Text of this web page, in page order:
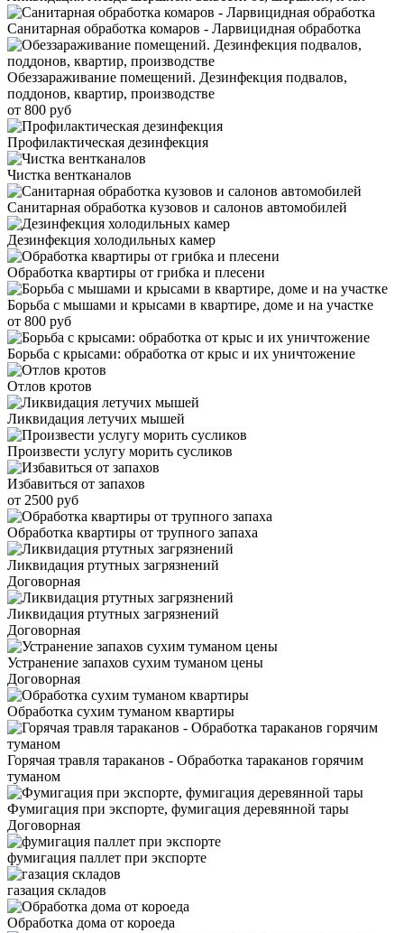
Санитарная обработка комаров - Ларвицидная обработка
Обеззараживание помещений. Дезинфекция подвалов,
поддонов, квартир, производстве
от 800 руб
Профилактическая дезинфекция
Чистка вентканалов
Санитарная обработка кузовов и салонов автомобилей
Дезинфекция холодильных камер
Обработка квартиры от грибка и плесени
Борьба с мышами и крысами в квартире, доме и на участке
от 800 руб
Борьба с крысами: обработка от крыс и их уничтожение
Отлов кротов
Ликвидация летучих мышей
Произвести услугу морить сусликов
Избавиться от запахов
от 2500 руб
Обработка квартиры от трупного запаха
Ликвидация ртутных загрязнений
Договорная
Ликвидация ртутных загрязнений
Договорная
Устранение запахов сухим туманом цены
Договорная
Обработка сухим туманом квартиры
Горячая травля тараканов - Обработка тараканов горячим
туманом
Фумигация при экспорте, фумигация деревянной тары
Договорная
фумигация паллет при экспорте
газация складов
Обработка дома от короеда